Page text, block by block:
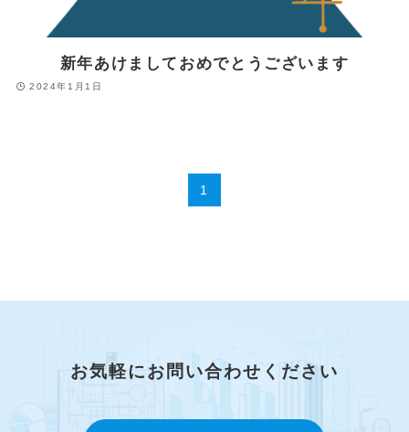
新年あけましておめでとうございます
2024年1月1日
1
お気軽にお問い合わせください